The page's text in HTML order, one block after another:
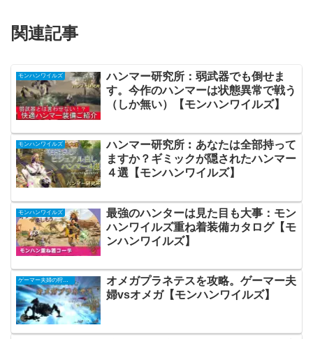
関連記事
モンハンワイルズ
ハンマー研究所：弱武器でも倒せま
す。今作のハンマーは状態異常で戦う
（しか無い）【モンハンワイルズ】
モンハンワイルズ
ハンマー研究所︰あなたは全部持って
ますか？ギミックが隠されたハンマー
４選【モンハンワイルズ】
モンハンワイルズ
最強のハンターは見た目も大事：モン
ハンワイルズ重ね着装備カタログ【モ
ンハンワイルズ】
ゲーマー夫婦の狩り生活
オメガプラネテスを攻略。ゲーマー夫
婦vsオメガ【モンハンワイルズ】